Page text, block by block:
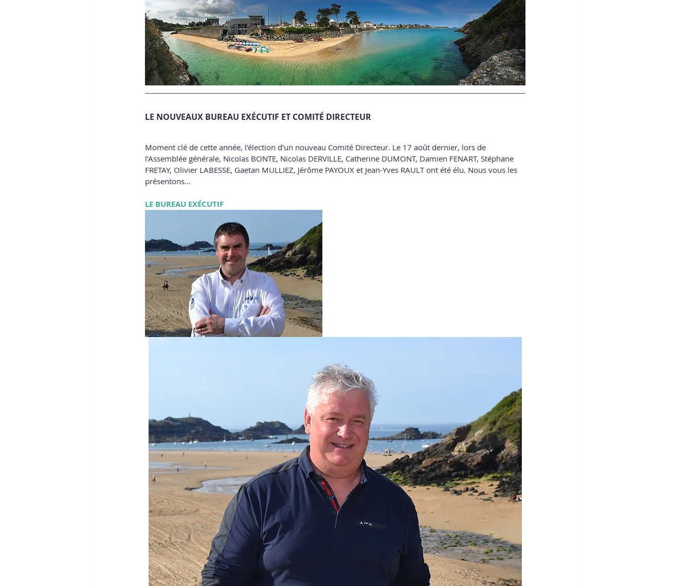
LE NOUVEAUX BUREAU EXÉCUTIF ET COMITÉ DIRECTEUR
Moment clé de cette année, l'élection d'un nouveau Comité Directeur. Le 17 août dernier, lors de
l'Assemblée générale, Nicolas BONTE, Nicolas DERVILLE, Catherine DUMONT, Damien FENART, Stéphane
FRETAY, Olivier LABESSE, Gaetan MULLIEZ, Jérôme PAYOUX et Jean-Yves RAULT ont été élu. Nous vous les
présentons...
LE BUREAU EXÉCUTIF